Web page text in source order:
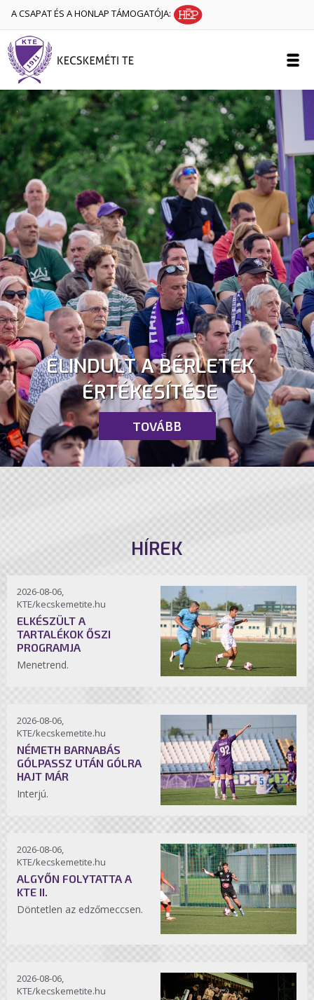
A CSAPAT ÉS A HONLAP TÁMOGATÓJA:
ELINDULT A BÉRLETEK
ÉRTÉKESÍTÉSE
TOVÁBB
HÍREK
2026-08-06,
KTE/kecskemetite.hu
ELKÉSZÜLT A
TARTALÉKOK ŐSZI
PROGRAMJA
Menetrend.
2026-08-06,
KTE/kecskemetite.hu
NÉMETH BARNABÁS
GÓLPASSZ UTÁN GÓLRA
HAJT MÁR
Interjú.
2026-08-06,
KTE/kecskemetite.hu
ALGYŐN FOLYTATTA A
KTE II.
Döntetlen az edzőmeccsen.
2026-08-06,
KTE/kecskemetite.hu